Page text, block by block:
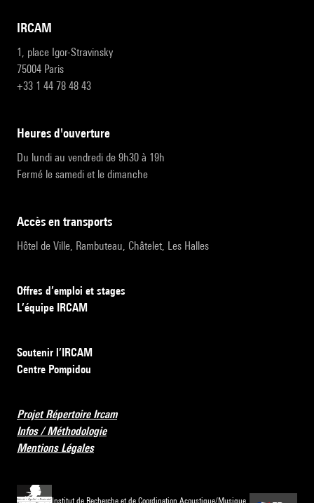
IRCAM
1, place Igor-Stravinsky
75004 Paris
+33 1 44 78 48 43
heures d'ouverture
Du lundi au vendredi de 9h30 à 19h
Fermé le samedi et le dimanche
accès en transports
Hôtel de Ville, Rambuteau, Châtelet, Les Halles
Offres d’emploi et stages
L’équipe IRCAM
Soutenir l’IRCAM
Centre Pompidou
Projet Répertoire Ircam
Infos / Méthodologie
Mentions Légales
Institut de Recherche et de Coordination Acoustique/Musique